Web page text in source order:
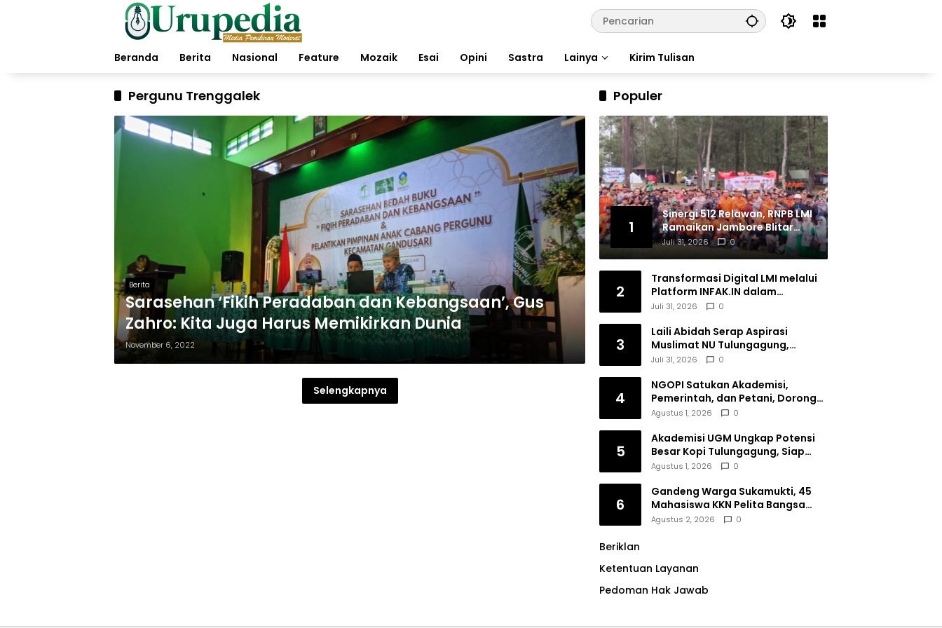
Beranda
Berita Nasional Feature Mozaik Esai Opini Sastra Lainya Kirim Tulisan
Pergunu Trenggalek
Berita
Sarasehan ‘Fikih Peradaban dan Kebangsaan’, Gus
Zahro: Kita Juga Harus Memikirkan Dunia
November 6, 2022
Selengkapnya
Populer
1
Sinergi 512 Relawan, RNPB LMI
Ramaikan Jambore Blitar
Raya 2026
Juli 31, 2026 0
2
Transformasi Digital LMI melalui
Platform INFAK.IN dalam
Meningkatkan Penghimpunan
Juli 31, 2026 0
3
Laili Abidah Serap Aspirasi
Muslimat NU Tulungagung,
Dorong Penguatan Peran
Juli 31, 2026 0
4
NGOPI Satukan Akademisi,
Pemerintah, dan Petani, Dorong
Konservasi Hutan serta Daya
Agustus 1, 2026 0
5
Akademisi UGM Ungkap Potensi
Besar Kopi Tulungagung, Siap
Bersaing di Pasar Nasional hingga
Agustus 1, 2026 0
6
Gandeng Warga Sukamukti, 45
Mahasiswa KKN Pelita Bangsa
Bersihkan Drainase Desa
Agustus 2, 2026 0
Beriklan
Ketentuan Layanan
Pedoman Hak Jawab